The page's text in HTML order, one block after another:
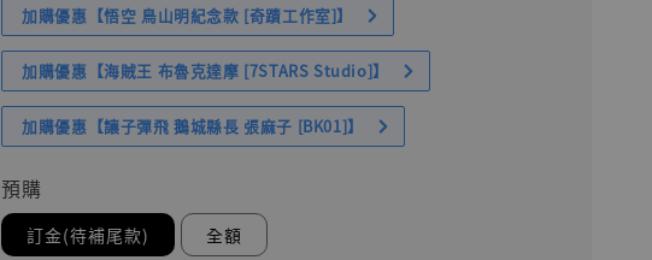
加購優惠【悟空 鳥山明紀念款 [奇蹟工作室]】
加購優惠【海賊王 布魯克達摩 [7STARS Studio]】
加購優惠【讓子彈飛 鵝城縣長 張麻子 [BK01]】
預購
訂金(待補尾款) 全額